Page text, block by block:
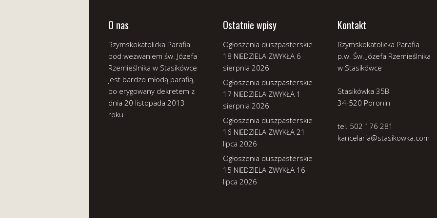
O nas
Rzymskokatolicka Parafia
pod wezwaniem św. Józefa
Rzemieślnika w Stasikówce
jest bardzo młodą parafią,
bo erygowany dekretem z
dnia 20 listopada 2013
roku.
Ostatnie wpisy
Ogłoszenia duszpasterskie
18 NIEDZIELA ZWYKŁA 6
sierpnia 2026
Ogłoszenia duszpasterskie
17 NIEDZIELA ZWYKŁA 1
sierpnia 2026
Ogłoszenia duszpasterskie
16 NIEDZIELA ZWYKŁA 21
lipca 2026
Ogłoszenia duszpasterskie
15 NIEDZIELA ZWYKŁA 16
lipca 2026
Kontakt
Rzymskokatolicka Parafia
p.w. Św. Józefa Rzemieślnika
w Stasikówce
Stasikówka 35B
34-520 Poronin
tel. 502 176 281
kancelaria@stasikowka.com